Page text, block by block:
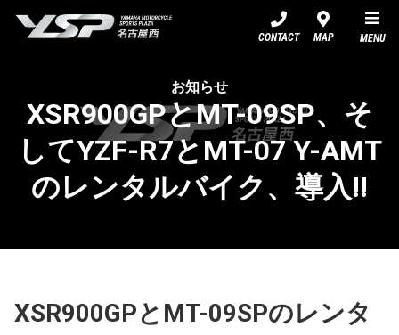
CONTACT MAP MENU
お知らせ
XSR900GPとMT-09SP、そ
してYZF-R7とMT-07 Y-AMT
のレンタルバイク、導入!!
XSR900GPとMT-09SPのレンタ